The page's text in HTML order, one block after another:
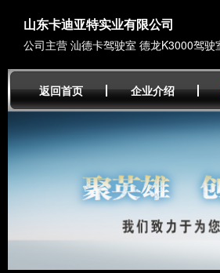
山东卡迪亚特实业有限公司
公司主营 汕德卡驾驶室 德龙K3000驾
返回首页 企业介绍